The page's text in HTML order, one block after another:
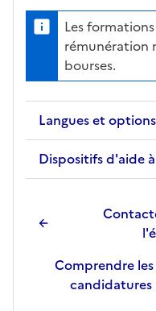
Les
rémunération
bourses.
Langues et options
Dispositifs d'aide
Comprendre